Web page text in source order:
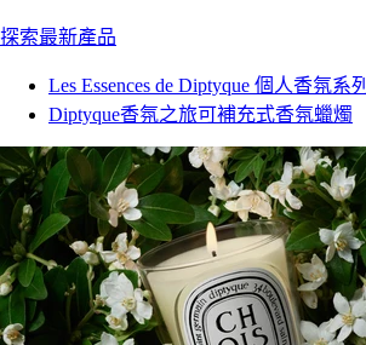
探索最新產品
Les Essences de Diptyque 個人香氛系列
Diptyque香氛之旅可補充式香氛蠟燭